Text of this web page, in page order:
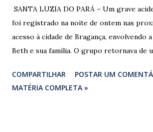
SANTA LUZIA DO PARÁ – Um grave
foi registrado na noite de ontem nas
acesso à cidade de Bragança, envolvendo
Beth e sua família. O grupo retornava de
vereadora e irmão dos ex-vereadores de
Rodrigues e Zeca Rodrigues , estava
COMPARTILHAR
POSTAR UM
MATÉRIA COMPLETA »